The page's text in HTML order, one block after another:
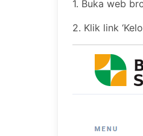
1. Buka web
2. Klik link